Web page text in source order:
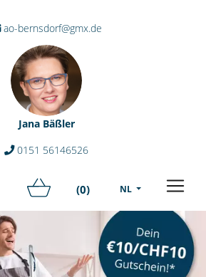
ao-bernsdorf@gmx.de
Jana Bäßler
0151 56146526
(0) NL